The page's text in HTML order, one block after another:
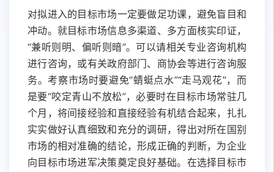
对拟进入的目标市场一定要做足功课，避免盲目和
冲动。就目标市场信息多渠道、多方面核实印证，
“兼听则明、偏听则暗”。可以请相关专业咨询机构
进行咨询，或有关政府部门、商协会等进行咨询服
务。考察市场时要避免“蜻蜓点水”“走马观花”，而
是要“咬定青山不放松”，必要时在目标市场常驻几
个月，将间接经验和直接经验有机结合起来，扎扎
实实做好认真细致和充分的调研，得出对所在国别
市场的相对准确的结论，形成正确的判断，为企业
向目标市场进军决策奠定良好基础。在选择目标市